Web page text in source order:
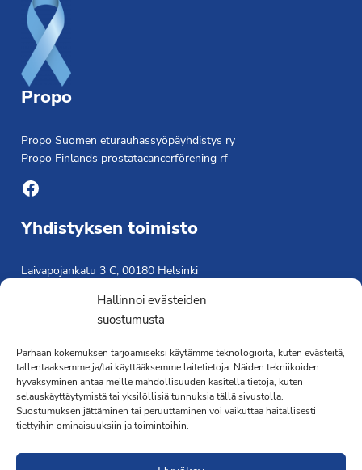
Hallinnoi evästeiden
suostumusta
Parhaan kokemuksen tarjoamiseksi käytämme teknologioita, kuten evästeitä,
tallentaaksemme ja/tai käyttääksemme laitetietoja. Näiden tekniikoiden
hyväksyminen antaa meille mahdollisuuden käsitellä tietoja, kuten
selauskäyttäytymistä tai yksilöllisiä tunnuksia tällä sivustolla.
Suostumuksen jättäminen tai peruuttaminen voi vaikuttaa haitallisesti
tiettyihin ominaisuuksiin ja toimintoihin.
Propo
Propo Suomen eturauhassyöpäyhdistys ry
Propo Finlands prostatacancerförening rf
Facebook
Yhdistyksen toimisto
Laivapojankatu 3 C, 00180 Helsinki
Saavutettavuusseloste »
Toiminnanjohtaja
Kimmo Järvinen
Terveydenhoitaja
041 501 4176